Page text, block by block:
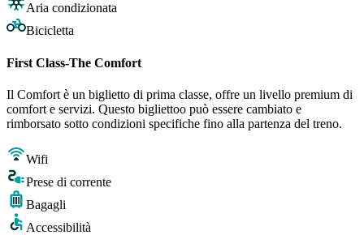
Aria condizionata
Bicicletta
First Class-The Comfort
Il Comfort è un biglietto di prima classe, offre un livello premium di
comfort e servizi. Questo bigliettoo può essere cambiato e
rimborsato sotto condizioni specifiche fino alla partenza del treno.
Wifi
Prese di corrente
Bagagli
Accessibilità